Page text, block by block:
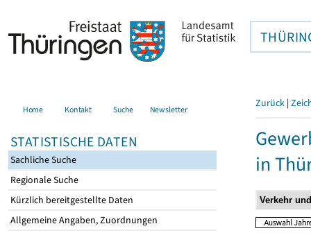
Home Kontakt Suche Newsletter
STATISTISCHE DATEN
Sachliche Suche
Regionale Suche
Kürzlich bereitgestellte Daten
Allgemeine Angaben, Zuordnungen
Zurück |
in